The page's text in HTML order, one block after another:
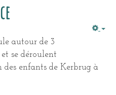
autour de 3
se déroulent
enfants de Kerbrug à